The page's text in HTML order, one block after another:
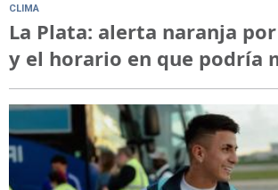
CLIMA
La Plata: alerta naranja
y el horario en que podría